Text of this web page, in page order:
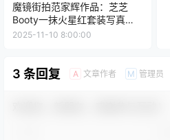
魔镜街拍范家辉作品：芝芝
Booty一抹火星红套装写真
[233P2V 9GB]
2025-11-10 8:00:00
3 条回复 A 文章作者 M 管理员